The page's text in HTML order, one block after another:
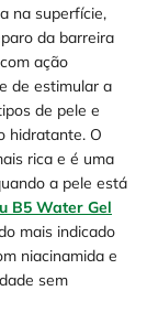
na superfície,
da barreira
ação
de estimular a
de pele e
hidratante. O
rica e é uma
a pele está
B5 Water Gel
mais indicado
niacinamida e
sem